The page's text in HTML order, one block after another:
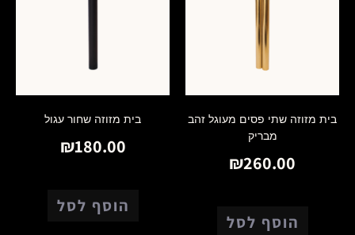
בית מזוזה שתי פסים מעוגל זהב
מבריק
₪260.00
הוסף לסל
בית מזוזה שחור עגול
₪180.00
הוסף לסל